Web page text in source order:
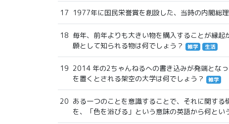
17 1977年に国民栄誉賞を創設した、当時の内閣総
18 毎年、前年よりも大きい物を購入することが縁
願として知られる物は何でしょう？
雑学 生活
19 2014 年の2ちゃんねるへの書き込みが発端とな
を置くとされる架空の大学は何でしょう？
雑学
20 ある一つのことを意識することで、それに関す
を、「色を浴びる」という意味の英語から何とい